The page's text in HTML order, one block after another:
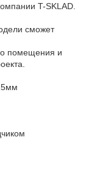
T-SKLAD.
сможет
помещения и